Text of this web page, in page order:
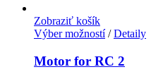
Zobraziť košík
Výber možností/ Detaily
Motor for RC 2